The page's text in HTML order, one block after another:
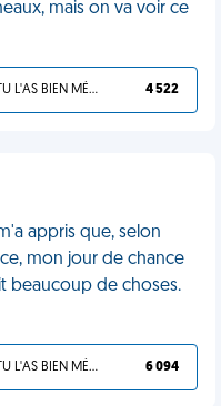
mais on va voir ce
TU L'AS BIEN MÉRITÉ 4 522
appris que, selon
mon jour de chance
beaucoup de choses.
TU L'AS BIEN MÉRITÉ 6 094